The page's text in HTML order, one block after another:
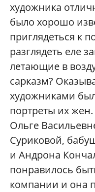
художника
было хорошо
приглядеться к
разглядеть еле
летающие в
сарказм?
художниками
портреты их
Ольге
Суриковой,
и Андрона
понравилось
компании и она